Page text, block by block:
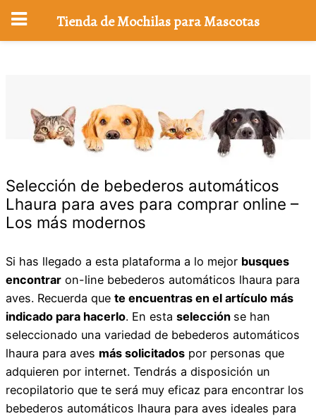
Selección de bebederos automáticos
Lhaura para aves para comprar online –
Los más modernos
Si has llegado a esta plataforma a lo mejor busques
encontrar on-line bebederos automáticos lhaura para
aves. Recuerda que te encuentras en el artículo más
indicado para hacerlo. En esta selección se han
seleccionado una variedad de bebederos automáticos
lhaura para aves más solicitados por personas que
adquieren por internet. Tendrás a disposición un
recopilatorio que te será muy eficaz para encontrar los
bebederos automáticos lhaura para aves ideales para
Tienda de Mochilas para Mascotas